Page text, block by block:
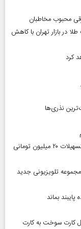
محبوب مخاطبان
مرداد ۱۴۰۵ | افت قیمت طلا در بازار تهران با کاهش
کرد
نذری‌ها
ثبت‌نام وام اربعین بازنشستگان کشوری آغاز شد | تسهیلات ۲۰ میلیون تومانی
هنرمند منحصر‌به‌فردی را از دست دادیم/ پخش ۲ مجموعه تلویزیونی جدید
بماند
کارت سوخت به کارت